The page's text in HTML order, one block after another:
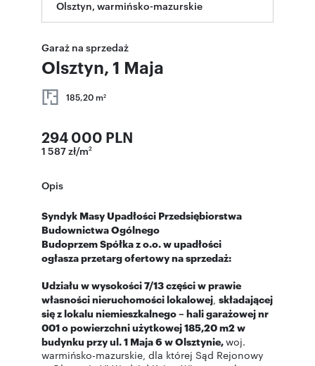
Olsztyn, warmińsko-mazurskie
Garaż na sprzedaż
Olsztyn, 1 Maja
185,20 m2
294 000 PLN
1 587 zł/m2
Opis
Syndyk Masy Upadłości Przedsiębiorstwa
Budownictwa Ogólnego
Budoprzem Spółka z o.o. w upadłości
ogłasza przetarg ofertowy na sprzedaż:
Udziału w wysokości 7/13 części w prawie
własności nieruchomości lokalowej, składającej
się z lokalu niemieszkalnego – hali garażowej nr
001 o powierzchni użytkowej 185,20 m2 w
budynku przy ul. 1 Maja 6 w Olsztynie,woj.
warmińsko-mazurskie, dla której Sąd Rejonowy